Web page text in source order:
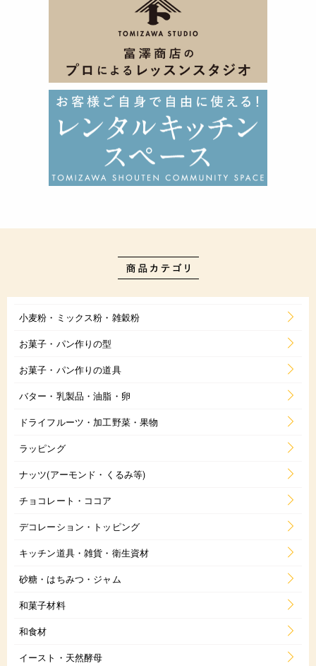
小麦粉・ミックス粉・雑穀粉
お菓子・パン作りの型
お菓子・パン作りの道具
バター・乳製品・油脂・卵
ドライフルーツ・加工野菜・果物
ラッピング
ナッツ(アーモンド・くるみ等)
チョコレート・ココア
デコレーション・トッピング
キッチン道具・雑貨・衛生資材
砂糖・はちみつ・ジャム
和菓子材料
和食材
イースト・天然酵母